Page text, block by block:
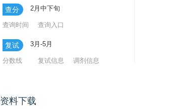
查分 2月中下旬
查询时间 查询入口
复试 3月-5月
分数线 复试信息
调剂信息
资料下载